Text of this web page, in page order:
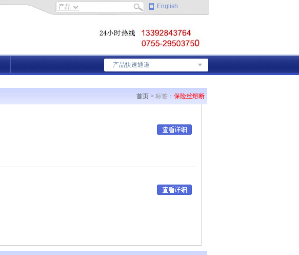
English
产品快速通道
首页> 标签： 保险丝熔断